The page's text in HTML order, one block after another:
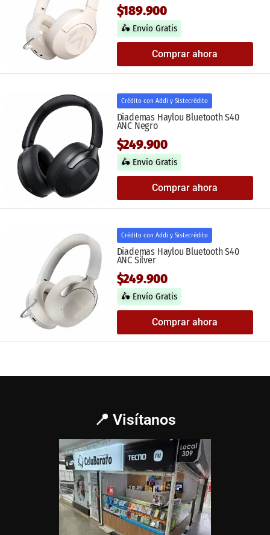
$189.900
🛵 Envío Gratis
Comprar ahora
Crédito con Addi y Sistecrédito
Diademas Haylou Bluetooth S40
ANC Negro
$249.900
🛵 Envío Gratis
Comprar ahora
Crédito con Addi y Sistecrédito
Diademas Haylou Bluetooth S40
ANC Silver
$249.900
🛵 Envío Gratis
Comprar ahora
📍 Visítanos